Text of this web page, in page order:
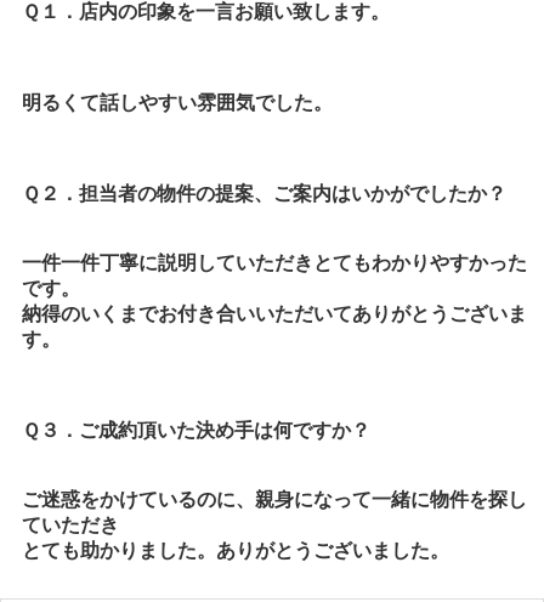
Ｑ１．店内の印象を一言お願い致します。
明るくて話しやすい雰囲気でした。
Ｑ２．担当者の物件の提案、ご案内はいかがでしたか？
一件一件丁寧に説明していただきとてもわかりやすかった
です。
納得のいくまでお付き合いいただいてありがとうございま
す。
Ｑ３．ご成約頂いた決め手は何ですか？
ご迷惑をかけているのに、親身になって一緒に物件を探し
ていただき
とても助かりました。ありがとうございました。